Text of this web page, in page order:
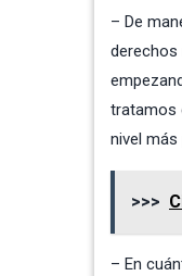
– De
derechos
tratamos
nivel más
>>>
– En